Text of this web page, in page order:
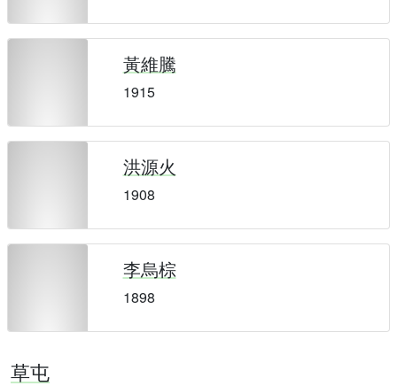
黃維騰
1915
洪源火
1908
李烏棕
1898
草屯